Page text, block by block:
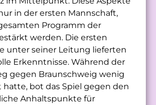
in der ersten Mannschaft,
Programm der
werden. Die ersten
unter seiner Leitung lieferten
Erkenntnisse. Während der
gegen Braunschweig wenig
hatte, bot das Spiel gegen den
Anhaltspunkte für